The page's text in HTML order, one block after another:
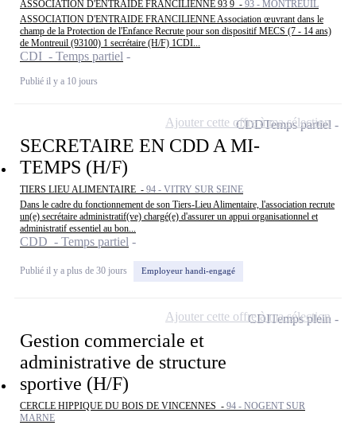
ASSOCIATION D'ENTRAIDE FRANCILIENNE 93 9 - 93 - MONTREUIL
ASSOCIATION D'ENTRAIDE FRANCILIENNE Association œuvrant dans le
champ de la Protection de l'Enfance Recrute pour son dispositif MECS (7 - 14 ans)
de Montreuil (93100) 1 secrétaire (H/F) 1CDI...
CDI - Temps partiel
Publié il y a 10 jours
SECRETAIRE EN CDD A MI-
TEMPS (H/F)
TIERS LIEU ALIMENTAIRE - 94 - VITRY SUR SEINE
Dans le cadre du fonctionnement de son Tiers-Lieu Alimentaire, l'association recrute
un(e) secrétaire administratif(ve) chargé(e) d'assurer un appui organisationnel et
administratif essentiel au bon...
CDD - Temps partiel
Publié il y a plus de 30 jours Employeur handi-engagé
CDDTemps partiel
Ajouter cette offre à ma sélection
Gestion commerciale et
administrative de structure
sportive (H/F)
CERCLE HIPPIQUE DU BOIS DE VINCENNES - 94 - NOGENT SUR
MARNE
CDITemps plein
Ajouter cette offre à ma sélection